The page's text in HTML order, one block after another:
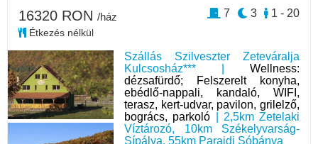
Szállás Szilveszter Zeteváralja
Kulcsosház*** | Wellness:
dézsafürdő; Felszerelt konyha,
ebédlő-nappali, kandaló, WIFI,
terasz, kert-udvar, pavilon, grilelző,
bogrács, parkoló | 2,5km Zetelaki
Víztározó, 10km Székelyvarság-
Sípálya, 55km Parajdi Sóbánya
16320 RON /ház
Étkezés nélkül
1 - 20
3
7